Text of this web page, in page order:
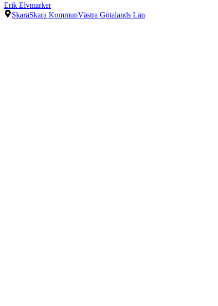
Erik Elvmarker
SkaraSkara KommunVästra Götalands Län